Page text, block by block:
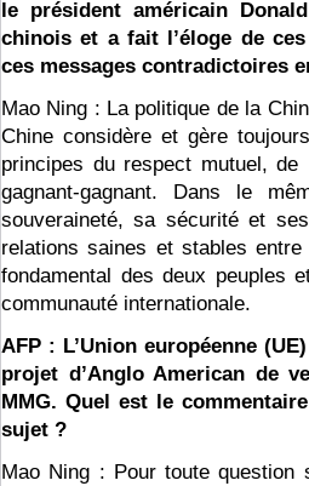
le président américain
chinois et a fait l’éloge de
ces messages contradictoires
Mao Ning : La politique de la
Chine considère et gère
principes du respect mutuel,
gagnant-gagnant. Dans le
souveraineté, sa sécurité et
relations saines et stables
fondamental des deux peuples
communauté internationale.
AFP : L’Union européenne
projet d’Anglo American de
MMG. Quel est le
sujet ?
Mao Ning : Pour toute question